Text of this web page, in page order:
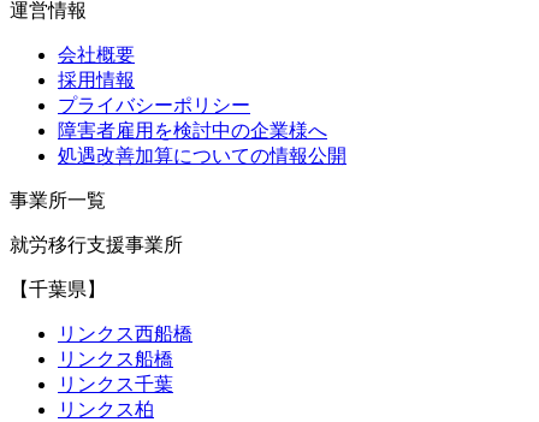
運営情報
会社概要
採用情報
プライバシーポリシー
障害者雇用を検討中の企業様へ
処遇改善加算についての情報公開
事業所一覧
就労移行支援事業所
【千葉県】
リンクス西船橋
リンクス船橋
リンクス千葉
リンクス柏